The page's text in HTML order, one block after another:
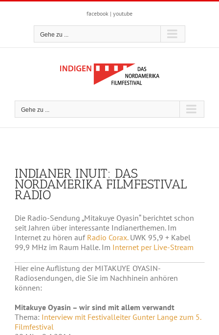
Zum
facebook | youtube
Gehe zu ...
Gehe zu ...
INDIANER INUIT: DAS
NORDAMERIKA FILMFESTIVAL
RADIO
Die Radio-Sendung „Mitakuye Oyasin“ berichtet schon
seit Jahren über interessante Indianerthemen. Im
Internet zu hören auf Radio Corax.UWK 95,9 + Kabel
99,9 MHz im Raum Halle. Im Internet per Live-Stream
Hier eine Auflistung der MITAKUYE OYASIN-
Radiosendungen, die Sie im Nachhinein anhören
können:
Mitakuye Oyasin – wir sind mit allem verwandt
Thema: Interview mit Festivalleiter Gunter Lange zum 5.
Filmfestival